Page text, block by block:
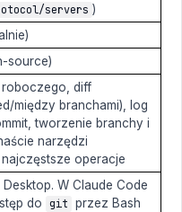
servers )
source)
roboczego, diff
między branchami), log
tworzenie branchy i
narzędzi
operacje
Desktop. W Claude Code
do git przez Bash